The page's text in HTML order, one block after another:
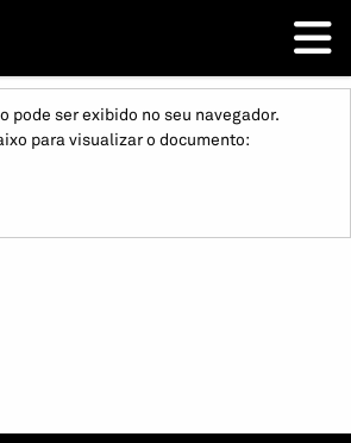
pode ser exibido no seu navegador.
para visualizar o documento: